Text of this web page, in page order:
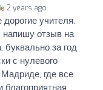
2 years ago
учителя.
напишу отзыв на
за год
с нулевого
где все